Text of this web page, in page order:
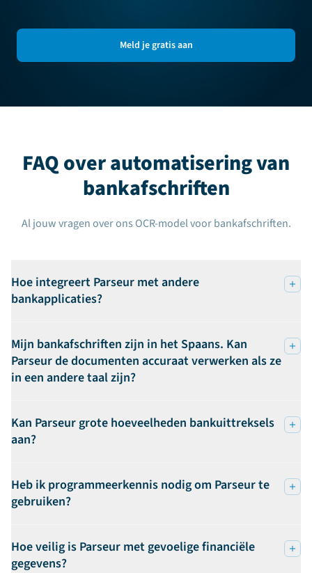
Meld je gratis aan
FAQ over automatisering van
bankafschriften
Al jouw vragen over ons OCR-model voor bankafschriften.
Hoe integreert Parseur met andere
bankapplicaties?
Mijn bankafschriften zijn in het Spaans. Kan
Parseur de documenten accuraat verwerken als ze
in een andere taal zijn?
Kan Parseur grote hoeveelheden bankuittreksels
aan?
Heb ik programmeerkennis nodig om Parseur te
gebruiken?
Hoe veilig is Parseur met gevoelige financiële
gegevens?